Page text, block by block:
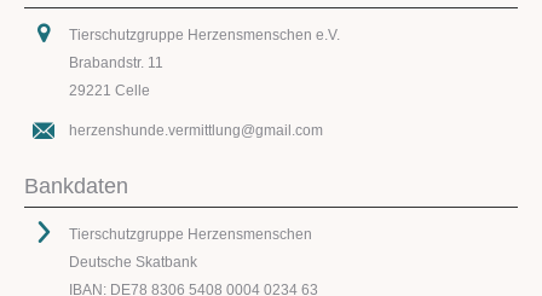
Tierschutzgruppe Herzensmenschen e.V.
Brabandstr. 11
29221 Celle
herzenshunde.vermittlung@gmail.com
Bankdaten
Tierschutzgruppe Herzensmenschen
Deutsche Skatbank
IBAN: DE78 8306 5408 0004 0234 63